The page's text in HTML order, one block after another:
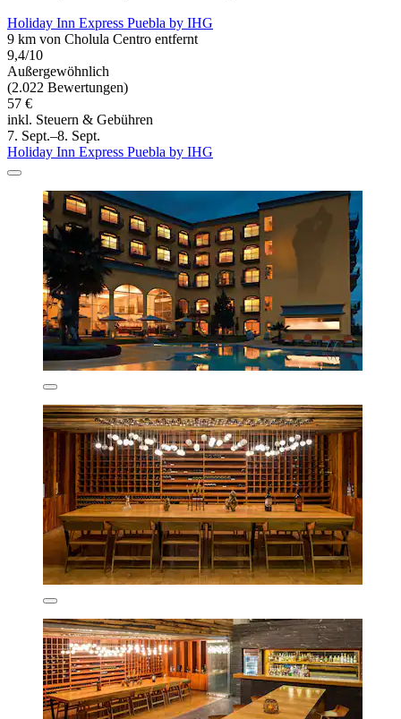
Holiday Inn Express Puebla by IHG
9 km von Cholula Centro entfernt
9,4/10
Außergewöhnlich
(2.022 Bewertungen)
57 €
inkl. Steuern & Gebühren
7. Sept.–8. Sept.
Holiday Inn Express Puebla by IHG